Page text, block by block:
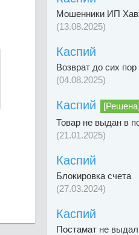
Мошенники ИП
(13.08.2025)
Каспий
Возврат до сих
(04.08.2025)
Каспий
[Решена]
Товар не выдан в
(21.01.2025)
Каспий
Блокировка счета
(27.03.2024)
Каспий
Постамат не